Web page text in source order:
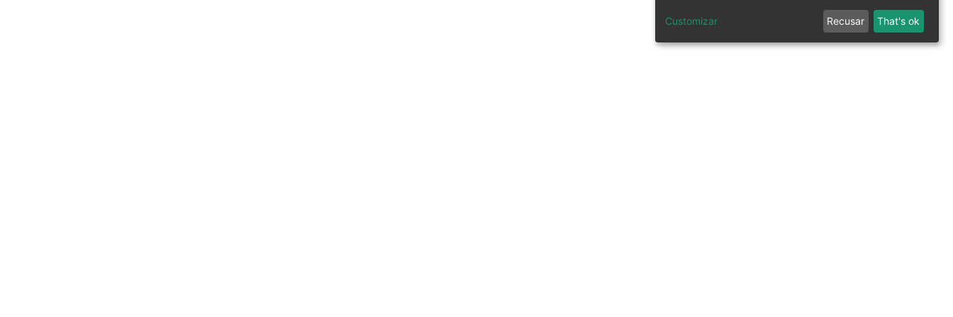
Customizar Recusar That's ok